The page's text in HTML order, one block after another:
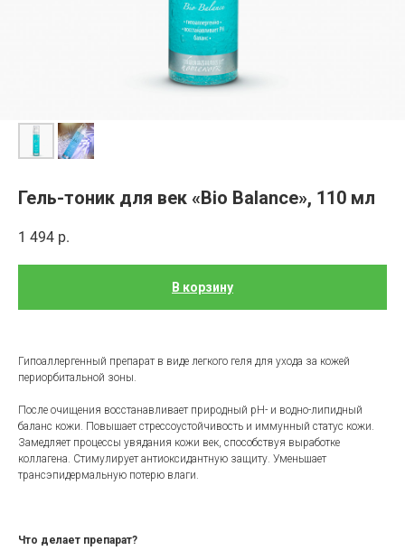
Гель-тоник для век «Bio Balance», 110 мл
1 494 р.
В корзину
Гипоаллергенный препарат в виде легкого геля для ухода за кожей
периорбитальной зоны.
После очищения восстанавливает природный pH- и водно-липидный
баланс кожи. Повышает стрессоустойчивость и иммунный статус кожи.
Замедляет процессы увядания кожи век, способствуя выработке
коллагена. Стимулирует антиоксидантную защиту. Уменьшает
трансэпидермальную потерю влаги.
Что делает препарат?